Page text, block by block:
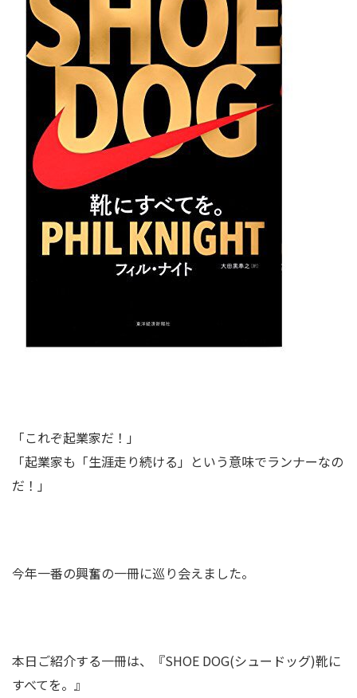
「これぞ起業家だ！」
「起業家も「生涯走り続ける」という意味でランナーなの
だ！」
今年一番の興奮の一冊に巡り会えました。
本日ご紹介する一冊は、『SHOE DOG(シュードッグ)靴に
すべてを。』